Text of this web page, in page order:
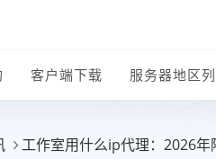
客户端下载 服务器地区
工作室用什么ip代理：2026